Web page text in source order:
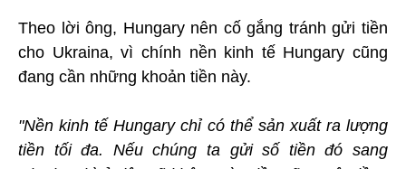
Theo lời ông, Hungary nên cố gắng tránh gửi tiền
cho Ukraina, vì chính nền kinh tế Hungary cũng
đang cần những khoản tiền này.
"Nền kinh tế Hungary chỉ có thể sản xuất ra lượng
tiền tối đa. Nếu chúng ta gửi số tiền đó sang